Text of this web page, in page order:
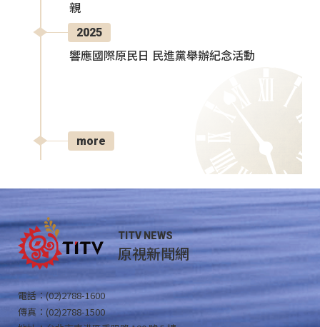
親
2025
響應國際原民日 民進黨舉辦紀念活動
more
TITV NEWS
原視新聞網
電話：(02)2788-1600
傳真：(02)2788-1500